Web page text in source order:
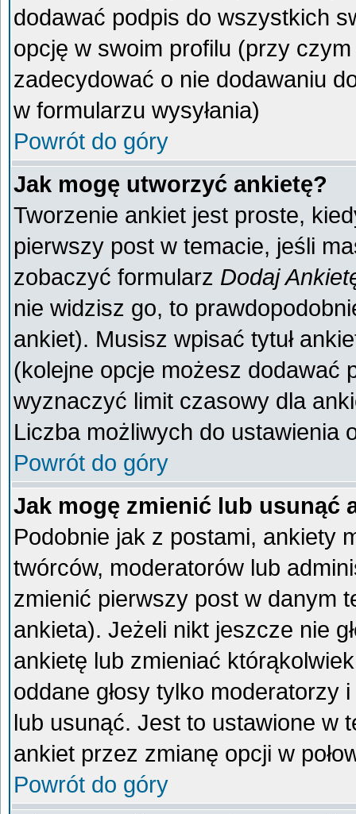
dodawać podpis do wszystkich
opcję w swoim profilu (przy
zadecydować o nie dodawaniu
w formularzu wysyłania)
Powrót do góry
Jak mogę utworzyć ankietę?
Tworzenie ankiet jest proste,
pierwszy post w temacie, jeśli
zobaczyć formularz Dodaj
nie widzisz go, to
ankiet). Musisz wpisać tytuł
(kolejne opcje możesz dodawać
wyznaczyć limit czasowy dla
Liczba możliwych do ustawienia
Powrót do góry
Jak mogę zmienić lub usunąć
Podobnie jak z postami, ankiety
twórców, moderatorów lub
zmienić pierwszy post w danym
ankieta). Jeżeli nikt jeszcze nie
ankietę lub zmieniać
oddane głosy tylko moderatorzy
lub usunąć. Jest to ustawione w
ankiet przez zmianę opcji w
Powrót do góry